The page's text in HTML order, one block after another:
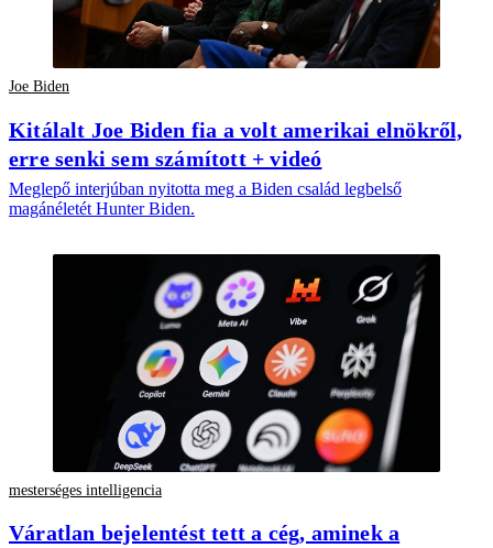
Joe Biden
Kitálalt Joe Biden fia a volt amerikai elnökről,
erre senki sem számított + videó
Meglepő interjúban nyitotta meg a Biden család legbelső
magánéletét Hunter Biden.
mesterséges intelligencia
Váratlan bejelentést tett a cég, aminek a